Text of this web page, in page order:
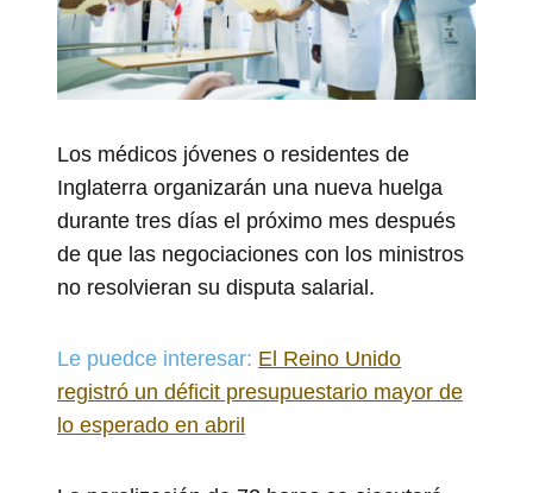
Los médicos jóvenes o residentes de
Inglaterra organizarán una nueva huelga
durante tres días el próximo mes después
de que las negociaciones con los ministros
no resolvieran su disputa salarial.
Le puedce interesar: El Reino Unido
registró un déficit presupuestario mayor de
lo esperado en abril